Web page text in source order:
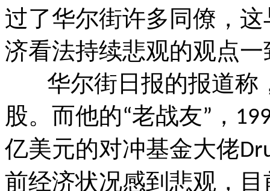
过了华尔街许多同僚，
济看法持续悲观的观点一
华尔街日报的报道称
股。而他的“老战友” ，
亿美元的对冲基金大佬
前经济状况感到悲观，